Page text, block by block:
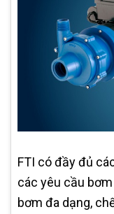
FTI có đầy đủ
các yêu cầu
bơm đa dạng,